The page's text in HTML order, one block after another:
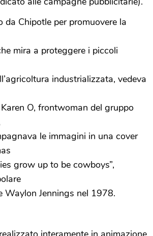
da Chipotle per promuovere la
mira a proteggere i piccoli
industrializzata, vedeva
O, frontwoman del gruppo
le immagini in una cover
grow up to be cowboys”,
Waylon Jennings nel 1978.